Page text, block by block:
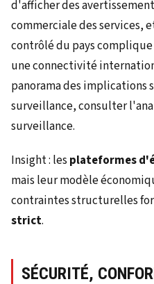
d'afficher des
commerciale des services,
contrôlé du pays
une connectivité
panorama des implications
surveillance, consulter
surveillance.
Insight : les plateformes
mais leur modèle
contraintes structurelles
strict.
SÉCURITÉ,